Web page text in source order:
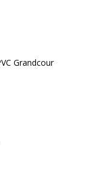
Grandcour